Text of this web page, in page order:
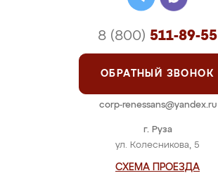
г. Руза
ул. Колесникова, 5
СХЕМА ПРОЕЗДА
8 (800) 511-89-55
ОБРАТНЫЙ ЗВОНОК
corp-renessans@yandex.ru